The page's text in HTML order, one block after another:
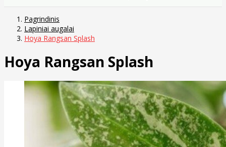
Pagrindinis
Lapiniai augalai
Hoya Rangsan Splash
Hoya Rangsan Splash